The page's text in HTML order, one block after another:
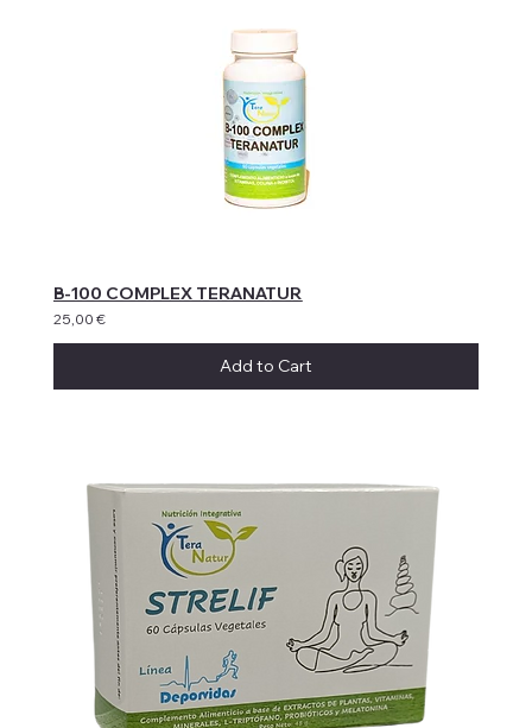
B-100 COMPLEX TERANATUR
25,00 €
Add to Cart